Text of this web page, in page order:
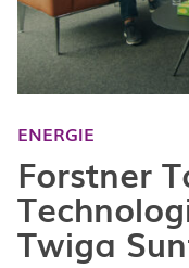
ENERGIE
Forstner
Twiga